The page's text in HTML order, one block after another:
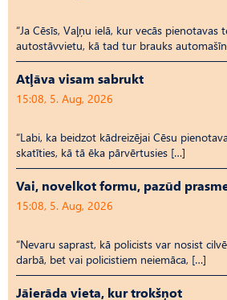
“Ja Cēsīs, Vaļņu ielā, kur vecās pienotavas
autostāvvietu, kā tad tur brauks
Atļāva visam sabrukt
15:08, 5. Aug, 2026
“Labi, ka beidzot kādreizējai Cēsu
skatīties, kā tā ēka pārvērtusies […]
Vai, novelkot formu, pazūd
15:08, 5. Aug, 2026
“Nevaru saprast, kā policists var nosist
darbā, bet vai policistiem neiemāca, […]
Jāierāda vieta, kur trokšņot